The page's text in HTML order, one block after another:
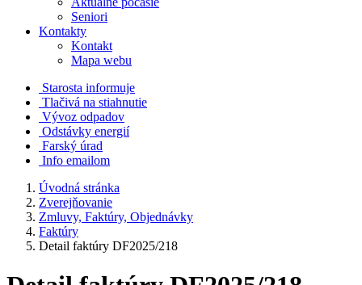
Seniori
Kontakty
Kontakt
Mapa webu
Starosta informuje
Tlačivá na stiahnutie
Vývoz odpadov
Odstávky energií
Farský úrad
Info emailom
Úvodná stránka
Zverejňovanie
Zmluvy, Faktúry, Objednávky
Faktúry
Detail faktúry DF2025/218